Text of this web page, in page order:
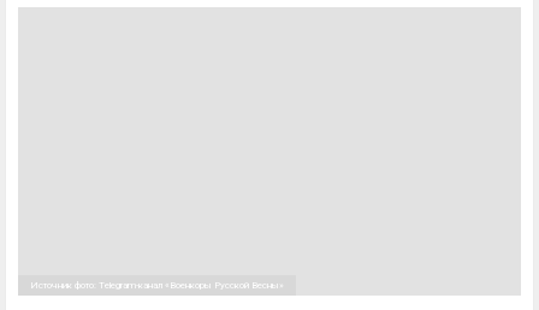
Источник фото: Telegram-канал «Военкоры Русской Весны»